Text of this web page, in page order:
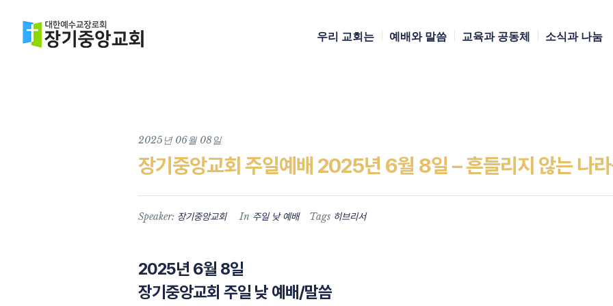
우리 교회는 예배와 말씀 교육과 공동체 소식과 나눔
2025년 06월 08일
장기중앙교회 주일예배 2025년 6월 8일 – 흔들리지 않는 나
Speaker: 장기중앙교회 In 주일 낮 예배 Tags 히브리서
2025년 6월 8일
장기중앙교회 주일 낮 예배/말씀